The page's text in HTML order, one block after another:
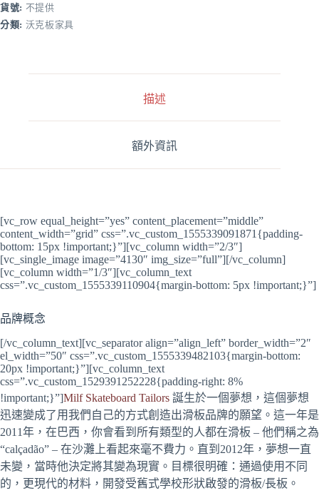
r
n
a
貨號: 不提供
分類: 沃克板家具
描述
額外資訊
[vc_row equal_height=”yes” content_placement=”middle”
content_width=”grid” css=”.vc_custom_1555339091871{padding-
bottom: 15px !important;}”][vc_column width=”2/3″]
[vc_single_image image=”4130″ img_size=”full”][/vc_column]
[vc_column width=”1/3″][vc_column_text
css=”.vc_custom_1555339110904{margin-bottom: 5px !important;}”]
品牌概念
[/vc_column_text][vc_separator align=”align_left” border_width=”2″
el_width=”50″ css=”.vc_custom_1555339482103{margin-bottom:
20px !important;}”][vc_column_text
css=”.vc_custom_1529391252228{padding-right: 8%
!important;}”]Milf Skateboard Tailors 誕生於一個夢想，這個夢想
迅速變成了用我們自己的方式創造出滑板品牌的願望。這一年是
2011年，在巴西，你會看到所有類型的人都在滑板 – 他們稱之為
“calçadão” – 在沙灘上看起來毫不費力。直到2012年，夢想一直
未變，當時他決定將其變為現實。目標很明確：通過使用不同
的，更現代的材料，開發受舊式學校形狀啟發的滑板/長板。